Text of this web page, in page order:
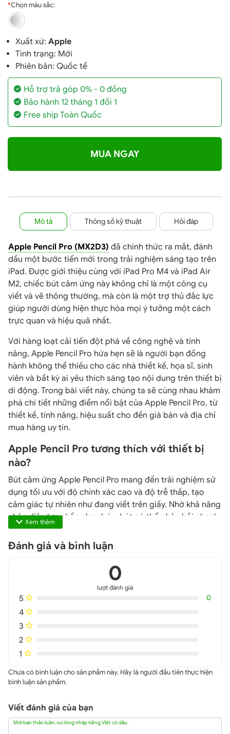
*Chọn màu sắc:
Xuất xứ: Apple
Tình trạng: Mới
Phiên bản: Quốc tế
Hỗ trợ trả góp 0% - 0 đồng
Bảo hành 12 tháng 1 đổi 1
Free ship Toàn Quốc
MUA NGAY
Mô tả Thông số kỹ thuật Hỏi đáp
Apple Pencil Pro (MX2D3) đã chính thức ra mắt, đánh
dấu một bước tiến mới trong trải nghiệm sáng tạo trên
iPad. Được giới thiệu cùng với iPad Pro M4 và iPad Air
M2, chiếc bút cảm ứng này không chỉ là một công cụ
viết và vẽ thông thường, mà còn là một trợ thủ đắc lực
giúp người dùng hiện thực hóa mọi ý tưởng một cách
trực quan và hiệu quả nhất.
Với hàng loạt cải tiến đột phá về công nghệ và tính
năng, Apple Pencil Pro hứa hẹn sẽ là người bạn đồng
hành không thể thiếu cho các nhà thiết kế, họa sĩ, sinh
viên và bất kỳ ai yêu thích sáng tạo nội dung trên thiết bị
di động. Trong bài viết này, chúng ta sẽ cùng nhau khám
phá chi tiết những điểm nổi bật của Apple Pencil Pro, từ
thiết kế, tính năng, hiệu suất cho đến giá bán và địa chỉ
mua hàng uy tín.
Apple Pencil Pro tương thích với thiết bị
nào?
Bút cảm ứng Apple Pencil Pro mang đến trải nghiệm sử
dụng tối ưu với độ chính xác cao và độ trễ thấp, tạo
cảm giác tự nhiên như đang viết trên giấy. Nhờ khả năng
nhận diện lực nhấn nhạy bén, bút có thể phản hồi nhanh
chóng và mượt mà ngay cả khi chạm nhẹ, giúp tái hiện
chân thực từng nét viết hay vẽ. Đặc biệt, bút còn hỗ trợ
sử dụng ở nhiều góc nghiêng, mang lại hiệu ứng đổ
bóng tinh tế, rất lý tưởng cho các họa sĩ hoặc những ai
yêu thích sáng tạo nghệ thuật.
Xem thêm
Đánh giá và bình luận
0
lượt đánh giá
5 0
4
3
2
1
Chưa có bình luận cho sản phẩm này. Hãy là người đầu tiên thực hiện
bình luận sản phẩm.
Viết đánh giá của bạn
Mời bạn thảo luận, vui lòng nhập tiếng Việt có dấu.